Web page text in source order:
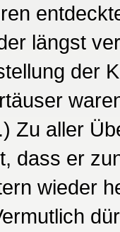
längst
der
Zu aller
dass er
wieder